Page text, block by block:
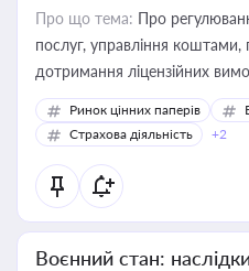
Про що тема: Про
послуг, управління коштами, приймання платежів та
дотримання ліцензійних
Ринок цінних паперів
Страхова діяльність
+2
Воєнний стан: